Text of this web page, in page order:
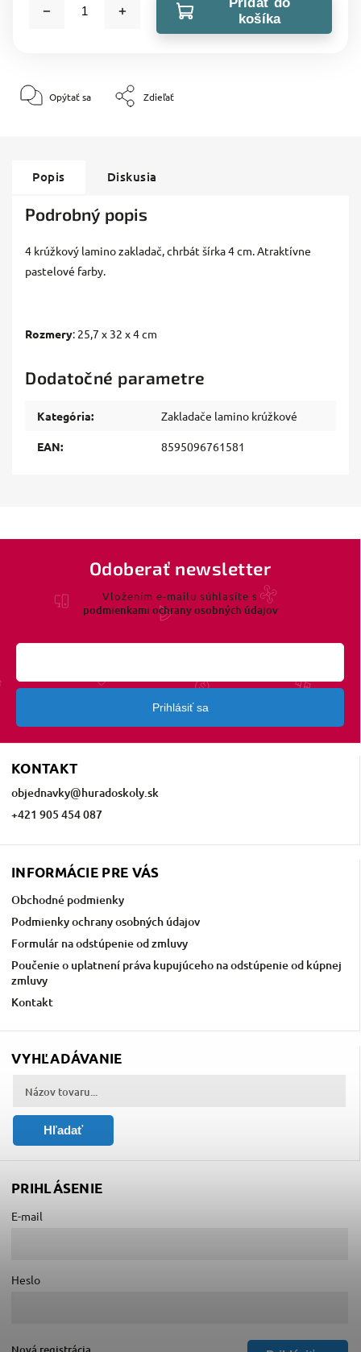
košíka
Opýtať sa Zdieľať
Popis Diskusia
Podrobný popis
4 krúžkový lamino zakladač, chrbát šírka 4 cm. Atraktívne
pastelové farby.
Rozmery: 25,7 x 32 x 4 cm
Dodatočné parametre
Kategória: Zakladače lamino krúžkové
EAN: 8595096761581
KONTAKT
objednavky@huradoskoly.sk
+421 905 454 087
INFORMÁCIE PRE VÁS
Obchodné podmienky
Podmienky ochrany osobných údajov
Formulár na odstúpenie od zmluvy
Poučenie o uplatnení práva kupujúceho na odstúpenie od kúpnej
zmluvy
Kontakt
Odoberať newsletter
Vložením e-mailu súhlasíte s
podmienkami ochrany osobných údajov
Prihlásiť sa
VYHĽADÁVANIE
Hľadať
PRIHLÁSENIE
E-mail
Heslo